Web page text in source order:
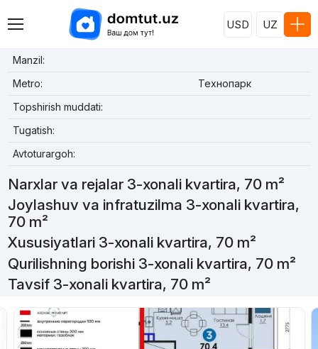
USD UZ
Manzil:
Metro:
Технопарк
Topshirish muddati:
Tugatish:
Avtoturargoh:
Narxlar va rejalar 3-xonali kvartira, 70 m²
Joylashuv va infratuzilma 3-xonali kvartira,
70 m²
Xususiyatlari 3-xonali kvartira, 70 m²
Qurilishning borishi 3-xonali kvartira, 70 m²
Tavsif 3-xonali kvartira, 70 m²